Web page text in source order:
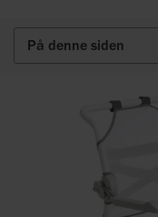
På denne siden